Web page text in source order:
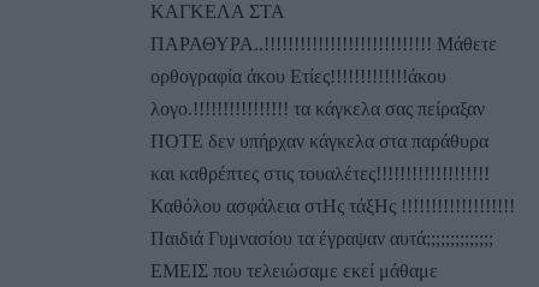
ΚΑΓΚΕΛΑ ΣΤΑ
ΠΑΡΑΘΥΡΑ..!!!!!!!!!!!!!!!!!!!!!!!!!!!! Μάθετε
ορθογραφία άκου Ετίες!!!!!!!!!!!!!άκου
λογο.!!!!!!!!!!!!!!!! τα κάγκελα σας πείραξαν
ΠΟΤΕ δεν υπήρχαν κάγκελα στα παράθυρα
και καθρέπτες στις τουαλέτες!!!!!!!!!!!!!!!!!!!
Καθόλου ασφάλεια στΗς τάξΗς !!!!!!!!!!!!!!!!!!!
Παιδιά Γυμνασίου τα έγραψαν αυτά;;;;;;;;;;;;;;
ΕΜΕΙΣ που τελειώσαμε εκεί μάθαμε